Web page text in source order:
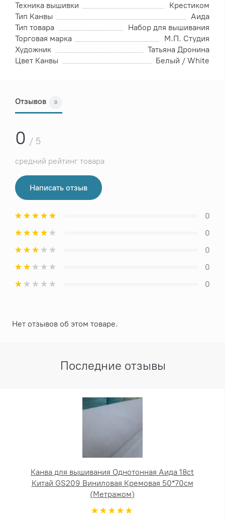
Техника вышивки
Крестиком
Тип Канвы
Аида
Тип товара
Набор для вышивания
Торговая марка
М.П. Студия
Художник
Татьяна Дронина
Цвет Канвы
Белый / White
Отзывов 0
0 / 5
средний рейтинг товара
Написать отзыв
0
0
0
0
0
Нет отзывов об этом товаре.
Последние отзывы
Канва для вышивания Однотонная Аида 18ct
Китай GS209 Виниловая Кремовая 50*70см
(Метражом)